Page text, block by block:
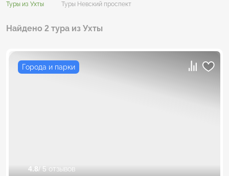
Туры из Ухты Туры Невский проспект
Найдено 2 тура из Ухты
Города и парки
4.8/ 5 отзывов